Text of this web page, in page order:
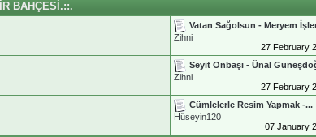
BAHÇESİ.::.
Vatan Sağolsun - Meryem
Zihni
27 February
Seyit Onbaşı - Ünal
Zihni
27 February
Cümlelerle Resim Yapmak -...
Hüseyin120
07 January